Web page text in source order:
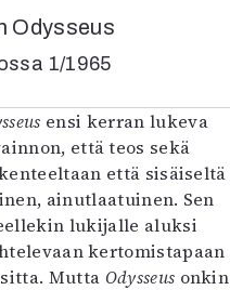
Odysseus
1/1965
ensi kerran lukeva
että teos sekä
että sisäiseltä
ainutlaatuinen. Sen
lukijalle aluksi
kertomistapaan
Mutta Odysseus onkin